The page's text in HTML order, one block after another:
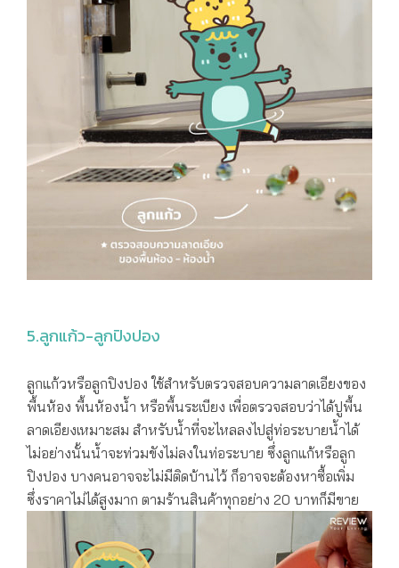
5.ลูกแก้ว-ลูกปิงปอง
ลูกแก้วหรือลูกปิงปอง ใช้สำหรับตรวจสอบความลาดเอียงของ
พื้นห้อง พื้นห้องน้ำ หรือพื้นระเบียง เพื่อตรวจสอบว่าได้ปูพื้น
ลาดเอียงเหมาะสม สำหรับน้ำที่จะไหลลงไปสู่ท่อระบายน้ำได้
ไม่อย่างนั้นน้ำจะท่วมขังไม่ลงในท่อระบาย ซึ่งลูกแก้หรือลูก
ปิงปอง บางคนอาจจะไม่มีติดบ้านไว้ ก็อาจจะต้องหาซื้อเพิ่ม
ซึ่งราคาไม่ได้สูงมาก ตามร้านสินค้าทุกอย่าง 20 บาทก็มีขาย